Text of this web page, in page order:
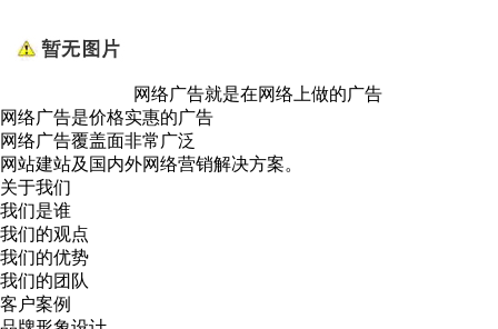
网络广告就是在网络上做的广告
网络广告是价格实惠的广告
网络广告覆盖面非常广泛
网站建站及国内外网络营销解决方案。
关于我们
我们是谁
我们的观点
我们的优势
我们的团队
客户案例